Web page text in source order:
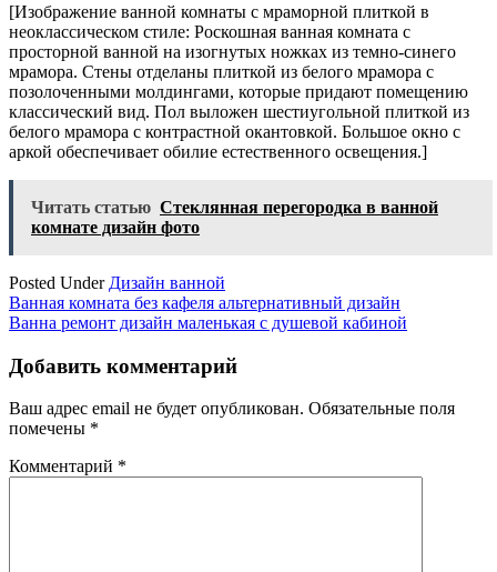
[Изображение ванной комнаты с мраморной плиткой в ​​
неоклассическом стиле: Роскошная ванная комната с
просторной ванной на изогнутых ножках из темно-синего
мрамора. Стены отделаны плиткой из белого мрамора с
позолоченными молдингами, которые придают помещению
классический вид. Пол выложен шестиугольной плиткой из
белого мрамора с контрастной окантовкой. Большое окно с
аркой обеспечивает обилие естественного освещения.]
Читать статью Стеклянная перегородка в ванной
комнате дизайн фото
Posted Under Дизайн ванной
Навигация
по
записям
Ванная комната без кафеля альтернативный дизайн
Ванна ремонт дизайн маленькая с душевой кабиной
Добавить комментарий
Ваш адрес email не будет опубликован. Обязательные поля
помечены *
Комментарий *